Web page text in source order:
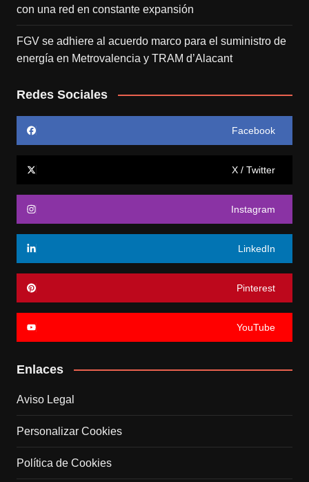
con una red en constante expansión
FGV se adhiere al acuerdo marco para el suministro de
energía en Metrovalencia y TRAM d’Alacant
Redes Sociales
Facebook
X / Twitter
Instagram
LinkedIn
Pinterest
YouTube
Enlaces
Aviso Legal
Personalizar Cookies
Política de Cookies